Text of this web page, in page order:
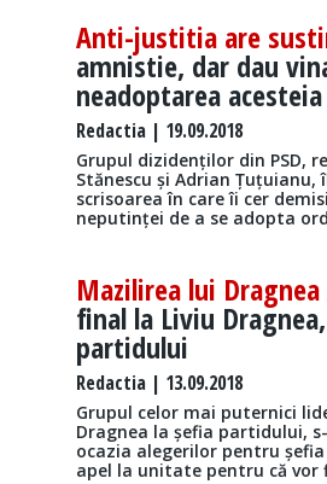
Anti-justitia are
amnistie, dar dau
neadoptarea acesteia
Redactia | 19.09.2018
Grupul dizidenților din PSD,
Stănescu și Adrian Țuțuianu,
scrisoarea în care îi cer
neputinței de a se adopta
Mazilirea lui
final la Liviu
partidului
Redactia | 13.09.2018
Grupul celor mai puternici
Dragnea la șefia partidului,
ocazia alegerilor pentru
apel la unitate pentru că vor